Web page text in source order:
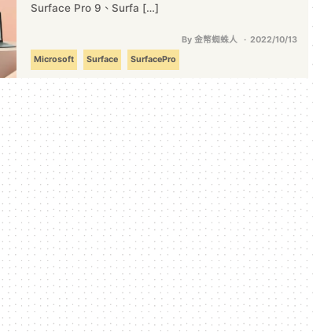
Surface Pro 9、Surfa […]
By 金幣蜘蛛人
2022/10/13
Microsoft
Surface SurfacePro